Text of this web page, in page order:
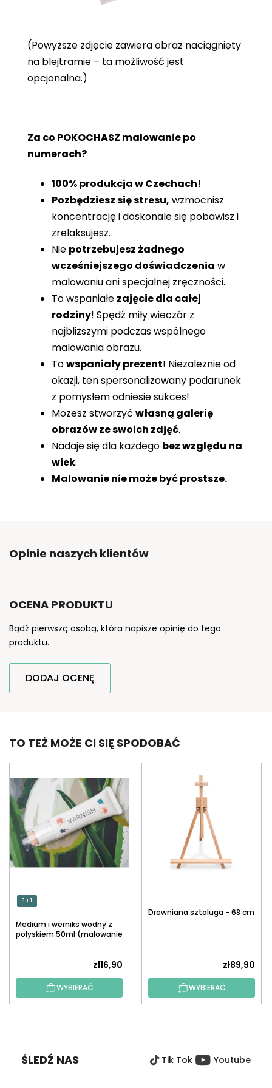
(Powyższe zdjęcie zawiera obraz naciągnięty
na blejtramie – ta możliwość jest
opcjonalna.)
Za co POKOCHASZ malowanie po
numerach?
100% produkcja w Czechach!
Pozbędziesz się stresu, wzmocnisz
koncentrację i doskonale się pobawisz i
zrelaksujesz.
Nie potrzebujesz żadnego
wcześniejszego doświadczenia w
malowaniu ani specjalnej zręczności.
To wspaniałe zajęcie dla całej
rodziny! Spędź miły wieczór z
najbliższymi podczas wspólnego
malowania obrazu.
Towspaniały prezent! Niezależnie od
okazji, ten spersonalizowany podarunek
z pomysłem odniesie sukces!
Możesz stworzyć własną galerię
obrazów ze swoich zdjęć.
Nadaje się dla każdego bez względu na
wiek.
Malowanie nie może być prostsze.
Opinie naszych klientów
OCENA PRODUKTU
Bądź pierwszą osobą, która napisze opinię do tego
produktu.
DODAJ OCENĘ
TO TEŻ MOŻE CI SIĘ SPODOBAĆ
3 + 1
Medium i werniks wodny z
połyskiem 50ml (malowanie
zł16,90
WYBIERAĆ
Drewniana sztaluga - 68 cm
zł89,90
WYBIERAĆ
ŚLEDŹ NAS Tik Tok Youtube